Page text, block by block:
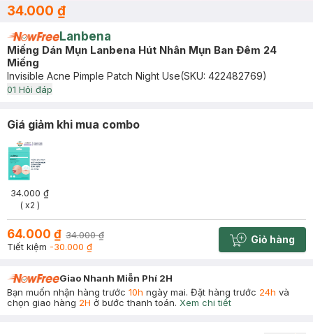
34.000 ₫
Lanbena
Miếng Dán Mụn Lanbena Hút Nhân Mụn Ban Đêm 24
Miếng
Invisible Acne Pimple Patch Night Use(SKU: 422482769)
01 Hỏi đáp
Giá giảm khi mua combo
34.000 ₫
( x2 )
64.000 ₫ 34.000 ₫
Tiết kiệm -30.000 ₫ Cart plus
Giỏ hàng
Giao Nhanh Miễn Phí 2H
Bạn muốn nhận hàng trước 10h ngày mai. Đặt hàng trước 24h và
chọn giao hàng 2H ở bước thanh toán. Xem chi tiết